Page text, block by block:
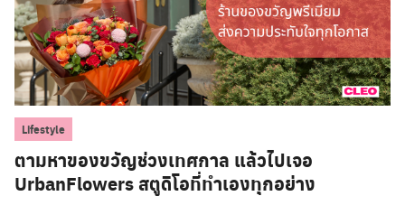
Lifestyle
ตามหาของขวัญช่วงเทศกาล แล้วไปเจอ
UrbanFlowers สตูดิโอที่ทำเองทุกอย่าง